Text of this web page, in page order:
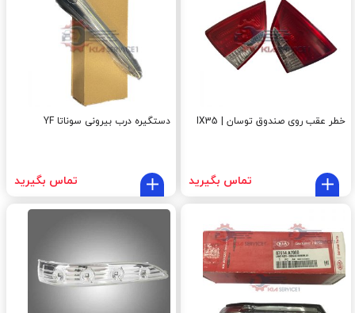
خطر عقب روی صندوق توسان | IX35
تماس بگیرید
دستگیره درب بیرونی سوناتا YF
تماس بگیرید